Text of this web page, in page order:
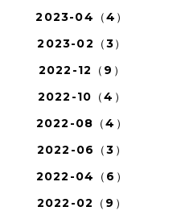
2023-04（4）
2023-02（3）
2022-12（9）
2022-10（4）
2022-08（4）
2022-06（3）
2022-04（6）
2022-02（9）